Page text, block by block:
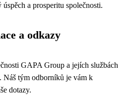
a prosperitu společnosti.
a odkazy
GAPA Group a jejích službách
Náš tým odborníků je vám k
dotazy.